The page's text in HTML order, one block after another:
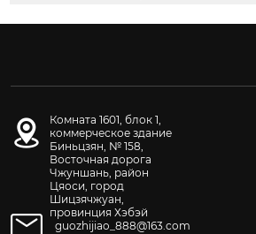
Комната 1601, блок 1,
коммерческое здание
Биньцзян, № 158,
Восточная дорога
Чжуншань, район
Цяоси, город
Шицзячжуан,
провинция Хэбэй
guozhijiao_888@163.com